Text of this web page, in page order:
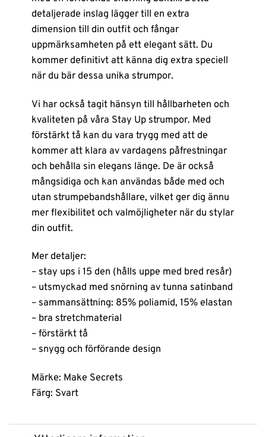
detaljerade inslag lägger till en extra
dimension till din outfit och fångar
uppmärksamheten på ett elegant sätt. Du
kommer definitivt att känna dig extra speciell
när du bär dessa unika strumpor.
Vi har också tagit hänsyn till hållbarheten och
kvaliteten på våra Stay Up strumpor. Med
förstärkt tå kan du vara trygg med att de
kommer att klara av vardagens påfrestningar
och behålla sin elegans länge. De är också
mångsidiga och kan användas både med och
utan strumpebandshållare, vilket ger dig ännu
mer flexibilitet och valmöjligheter när du stylar
din outfit.
Mer detaljer:
– stay ups i 15 den (hålls uppe med bred resår)
– utsmyckad med snörning av tunna satinband
– sammansättning: 85% poliamid, 15% elastan
– bra stretchmaterial
– förstärkt tå
– snygg och förförande design
Märke: Make Secrets
Färg: Svart